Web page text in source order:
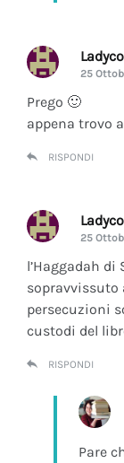
25
Prego 🙂
appena trovo
RISPONDI
25
l’Haggadah
sopravvissuto
persecuzioni
custodi del
RISPONDI
Pare